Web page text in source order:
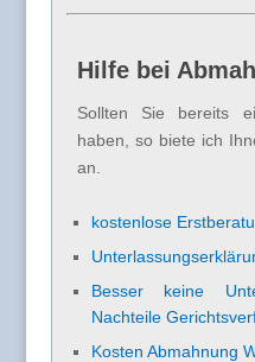
Hilfe bei
Sollten Sie bereits
haben, so biete ich
an.
kostenlose
Besser keine
Nachteile
Kosten Abmahnung